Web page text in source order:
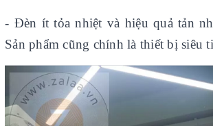
- Đèn ít tỏa nhiệt và hiệu quả tản
Sản phẩm cũng chính là thiết bị